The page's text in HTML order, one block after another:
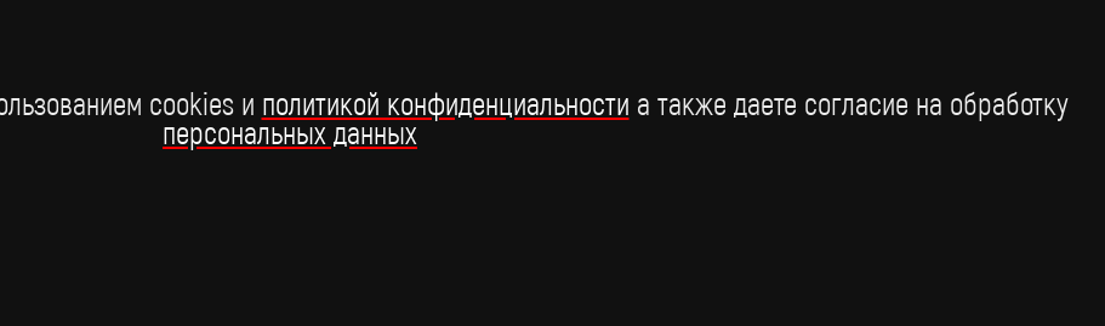
cookies и политикой конфиденциальности а также даете согласие на обработку
персональных данных